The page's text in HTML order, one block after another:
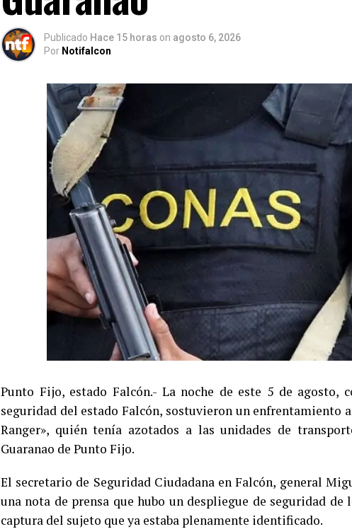
Publicado Hace 15 horas on agosto 6, 2026
Por Notifalcon
Punto Fijo, estado Falcón.- La noche de este 5 de agosto,
seguridad del estado Falcón, sostuvieron un enfrentamiento
Ranger», quién tenía azotados a las unidades de
Guaranao de Punto Fijo.
El secretario de Seguridad Ciudadana en Falcón, general
una nota de prensa que hubo un despliegue de seguridad
captura del sujeto que ya estaba plenamente identificado.